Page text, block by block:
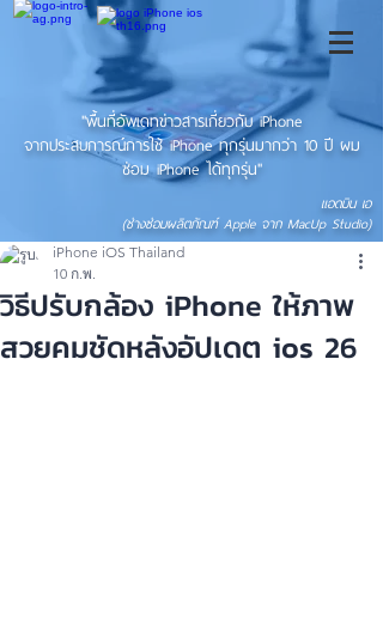
"พื้นที่อัพเดทข่าวสารเกี่ยวกับ iPhone
จากประสบการณ์การใช้ iPhone ทุกรุ่นมากว่า 10 ปี ผม
ซ่อม iPhone ได้ทุกรุ่น"
แอดมิน เอ
(ช่างซ่อมผลิตภัณฑ์ Apple จาก MacUp Studio)
วิธีปรับกล้อง iPhone ให้ภาพ
สวยคมชัดหลังอัปเดต ios 26
iPhone iOS Thailand
10 ก.พ.